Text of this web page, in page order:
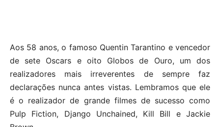
Aos 58 anos, o famoso Quentin Tarantino e vencedor
de sete Oscars e oito Globos de Ouro, um dos
realizadores mais irreverentes de sempre faz
declarações nunca antes vistas. Lembramos que ele
é o realizador de grande filmes de sucesso como
Pulp Fiction, Django Unchained, Kill Bill e Jackie